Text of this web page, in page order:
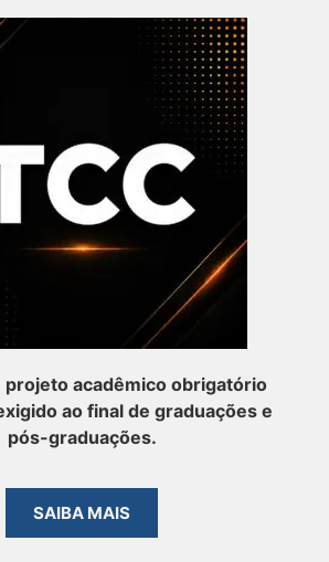
projeto acadêmico obrigatório
ao final de graduações e
pós-graduações.
SAIBA MAIS